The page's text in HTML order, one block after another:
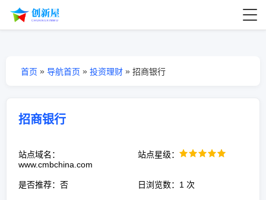
首页 » 导航首页 » 投资理财 » 招商银行
招商银行
站点域名：
www.cmbchina.com
站点星级：
是否推荐：否 日浏览数：1 次